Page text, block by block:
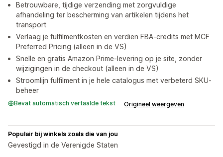
Betrouwbare, tijdige verzending met zorgvuldige
afhandeling ter bescherming van artikelen tijdens het
transport
Verlaag je fulfilmentkosten en verdien FBA-credits met MCF
Preferred Pricing (alleen in de VS)
Snelle en gratis Amazon Prime-levering op je site, zonder
wijzigingen in de checkout (alleen in de VS)
Stroomlijn fulfilment in je hele catalogus met verbeterd SKU-
beheer
Bevat automatisch vertaalde tekst Origineel weergeven
Populair bij winkels zoals die van jou
Gevestigd in de Verenigde Staten